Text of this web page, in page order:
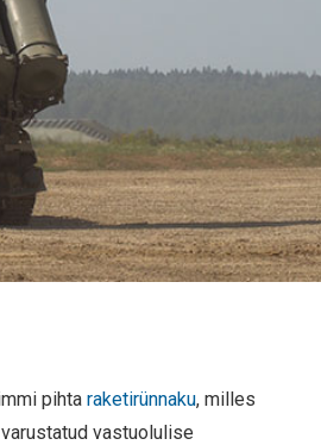
pihtaraketirünnaku, milles
vastuolulise